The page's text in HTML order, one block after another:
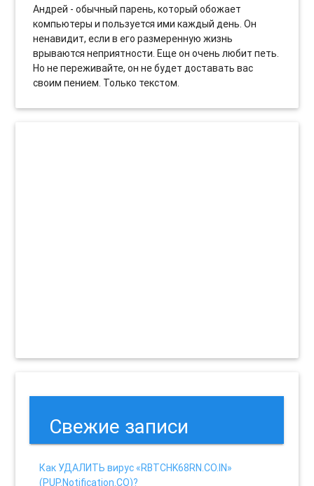
Андрей - обычный парень, который обожает
компьютеры и пользуется ими каждый день. Он
ненавидит, если в его размеренную жизнь
врываются неприятности. Еще он очень любит петь.
Но не переживайте, он не будет доставать вас
своим пением. Только текстом.
Свежие записи
Как УДАЛИТЬ вирус «RBTCHK68RN.CO.IN»
(PUP.Notification.CO)?